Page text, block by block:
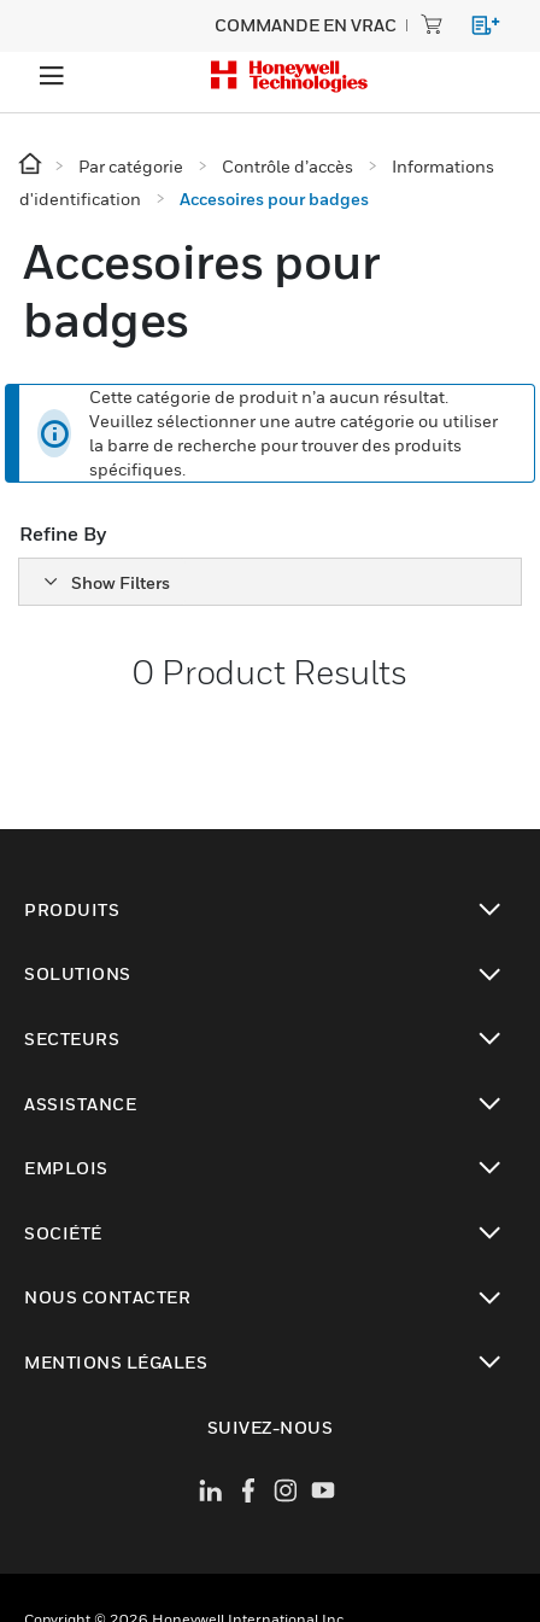
COMMANDE EN VRAC
Par catégorie Contrôle d’accès
Informations
d'identification
Accesoires pour badges
Accesoires pour
badges
Cette catégorie de produit n’a aucun résultat.
Veuillez sélectionner une autre catégorie ou utiliser
la barre de recherche pour trouver des produits
spécifiques.
Refine By
Show Filters
0 Product Results
PRODUITS
SOLUTIONS
SECTEURS
ASSISTANCE
EMPLOIS
SOCIÉTÉ
NOUS CONTACTER
MENTIONS LÉGALES
SUIVEZ-NOUS